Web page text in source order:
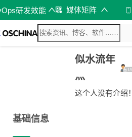
研发效能 媒体矩阵
似水流年
灬
这个人没有介绍！
基础信息